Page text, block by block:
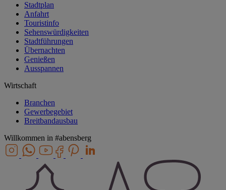
Stadtplan
Anfahrt
Touristinfo
Sehenswürdigkeiten
Stadtführungen
Übernachten
Genießen
Ausspannen
Wirtschaft
Branchen
Gewerbegebiet
Breitbandausbau
Willkommen in #abensberg